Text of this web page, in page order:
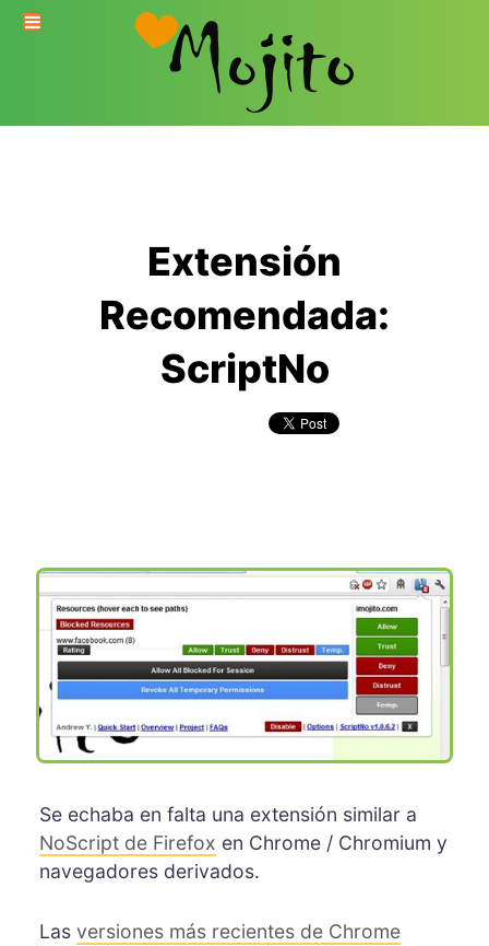
Extensión
Recomendada:
ScriptNo
Se echaba en falta una extensión similar a
NoScript de Firefox en Chrome / Chromium y
navegadores derivados.
Las versiones más recientes de Chrome